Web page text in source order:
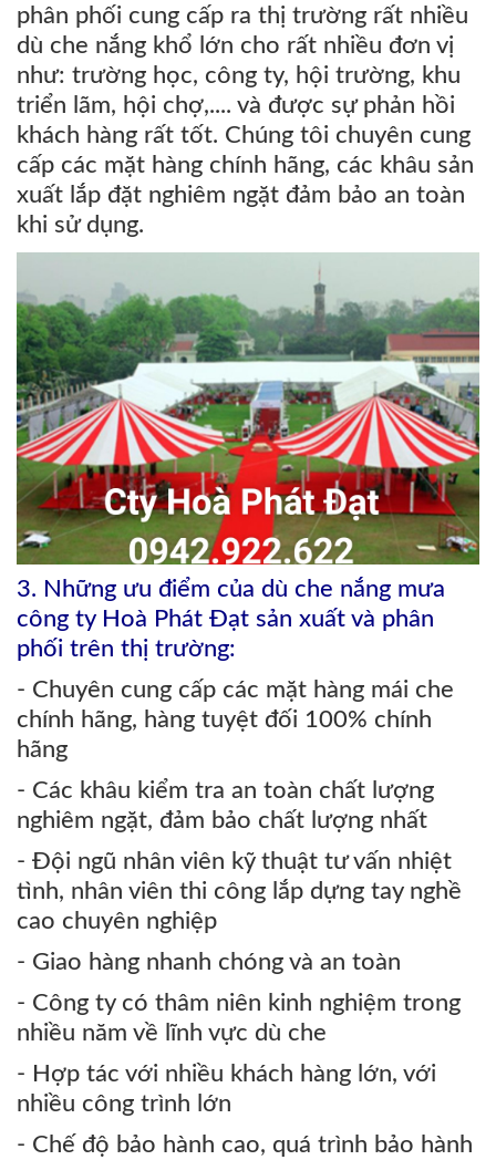
phân phối cung cấp ra thị trường rất nhiều
dù che nắng khổ lớn cho rất nhiều đơn vị
như: trường học, công ty, hội trường, khu
triển lãm, hội chợ,.... và được sự phản hồi
khách hàng rất tốt. Chúng tôi chuyên cung
cấp các mặt hàng chính hãng, các khâu sản
xuất lắp đặt nghiêm ngặt đảm bảo an toàn
khi sử dụng.
3. Những ưu điểm của dù che nắng mưa
công ty Hoà Phát Đạt sản xuất và phân
phối trên thị trường:
- Chuyên cung cấp các mặt hàng mái che
chính hãng, hàng tuyệt đối 100% chính
hãng
- Các khâu kiểm tra an toàn chất lượng
nghiêm ngặt, đảm bảo chất lượng nhất
- Đội ngũ nhân viên kỹ thuật tư vấn nhiệt
tình, nhân viên thi công lắp dựng tay nghề
cao chuyên nghiệp
- Giao hàng nhanh chóng và an toàn
- Công ty có thâm niên kinh nghiệm trong
nhiều năm về lĩnh vực dù che
- Hợp tác với nhiều khách hàng lớn, với
nhiều công trình lớn
- Chế độ bảo hành cao, quá trình bảo hành